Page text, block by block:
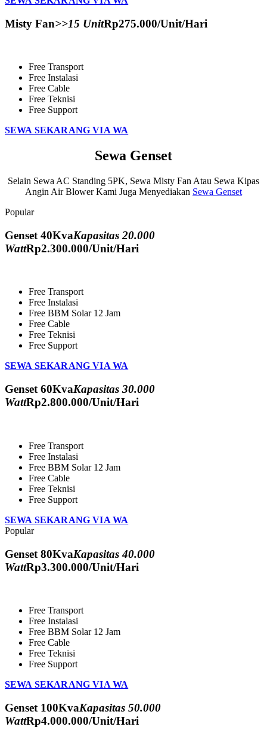
Misty Fan>>15 UnitRp275.000/Unit/Hari
Free Transport
Free Instalasi
Free Cable
Free Teknisi
Free Support
SEWA SEKARANG VIA WA
Sewa Genset
Selain Sewa AC Standing 5PK, Sewa Misty Fan Atau Sewa Kipas
Angin Air Blower Kami Juga Menyediakan Sewa Genset
Popular
Genset 40KvaKapasitas 20.000
WattRp2.300.000/Unit/Hari
Free Transport
Free Instalasi
Free BBM Solar 12 Jam
Free Cable
Free Teknisi
Free Support
SEWA SEKARANG VIA WA
Genset 60KvaKapasitas 30.000
WattRp2.800.000/Unit/Hari
Free Transport
Free Instalasi
Free BBM Solar 12 Jam
Free Cable
Free Teknisi
Free Support
SEWA SEKARANG VIA WA
Popular
Genset 80KvaKapasitas 40.000
WattRp3.300.000/Unit/Hari
Free Transport
Free Instalasi
Free BBM Solar 12 Jam
Free Cable
Free Teknisi
Free Support
SEWA SEKARANG VIA WA
Genset 100KvaKapasitas 50.000
WattRp4.000.000/Unit/Hari